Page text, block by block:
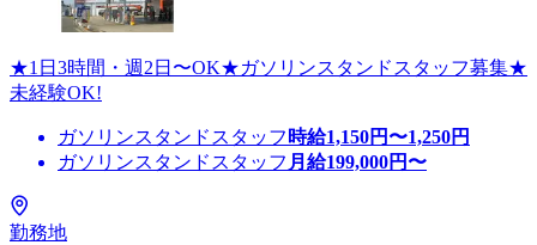
★1日3時間・週2日〜OK★ガソリンスタンドスタッフ募集★
未経験OK!
ガソリンスタンドスタッフ 時給1,150円〜1,250円
ガソリンスタンドスタッフ 月給199,000円〜
勤務地